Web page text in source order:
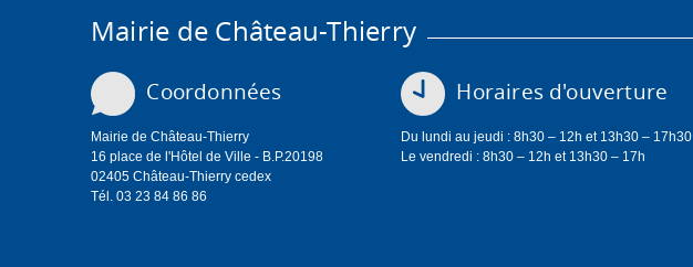
Mairie de Château-Thierry
Coordonnées
Mairie de Château-Thierry
16 place de l'Hôtel de Ville - B.P.20198
02405 Château-Thierry cedex
Tél. 03 23 84 86 86
Horaires d'ouverture
Du lundi au jeudi : 8h30 – 12h et 13h30 – 17h30
Le vendredi : 8h30 – 12h et 13h30 – 17h